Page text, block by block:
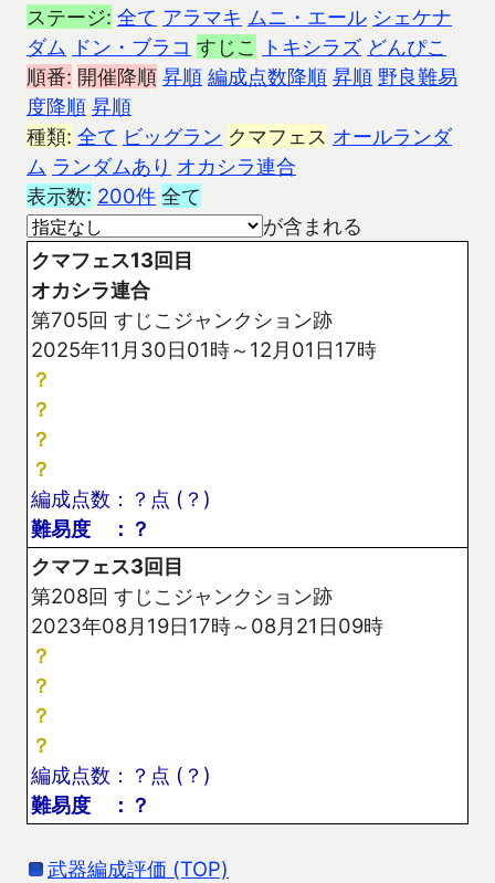
ステージ: 全て アラマキ ムニ・エール シェケナ
ダム ドン・ブラコ すじこ トキシラズ どんぴこ
順番: 開催降順 昇順 編成点数降順 昇順 野良難易
度降順 昇順
種類: 全て ビッグラン クマフェス オールランダ
ム ランダムあり オカシラ連合
表示数: 200件 全て
が含まれる
クマフェス13回目
オカシラ連合
第705回 すじこジャンクション跡
2025年11月30日01時～12月01日17時
？
？
？
？
編成点数：？点 (？)
難易度 ：？
クマフェス3回目
第208回 すじこジャンクション跡
2023年08月19日17時～08月21日09時
？
？
？
？
編成点数：？点 (？)
難易度 ：？
武器編成評価 (TOP)